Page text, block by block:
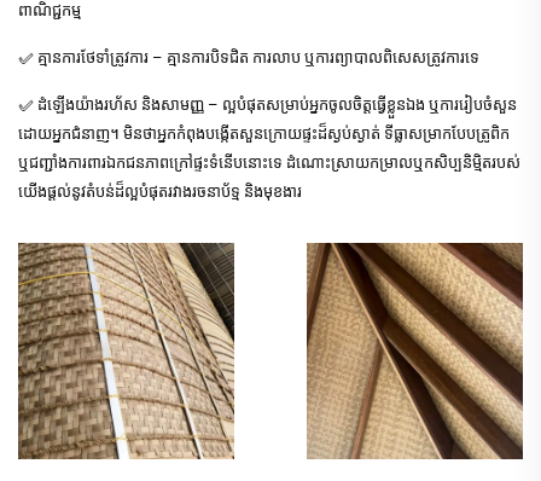
ពាណិជ្ជកម្ម
✅ គ្មាន​ការ​ថែទាំ​ត្រូវការ – គ្មាន​ការ​បិទ​ជិត ការ​លាប ឬ​ការ​ព្យាបាល​ពិសេស​ត្រូវការ​ទេ
✅ ដំឡើង​យ៉ាង​រហ័ស និង​សាមញ្ញ – ល្អ​បំផុត​សម្រាប់​អ្នក​ចូល​ចិត្ត​ធ្វើ​ខ្លួន​ឯង ឬ​ការ​រៀប​ចំ​សួន​
ដោយ​អ្នក​ជំនាញ។ មិន​ថា​អ្នក​កំពុង​បង្កើត​សួន​ក្រោយ​ផ្ទះ​ដ៏​ស្ងប់ស្ងាត់ ទីធ្លា​សម្រាក​បែប​ត្រូពិក
ឬ​ជញ្ជាំង​ការពារ​ឯកជនភាព​ក្រៅ​ផ្ទះ​ទំនើប​នោះ​ទេ ដំណោះ​ស្រាយ​កម្រាល​ឬក​សិប្បនិម្មិត​របស់​
យើង​ផ្តល់​នូវ​តំបន់​ដ៏​ល្អ​បំផុត​រវាង​រចនាប័ទ្ម និង​មុខងារ